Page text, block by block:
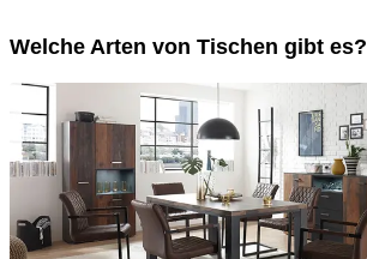
Welche Arten von Tischen gibt es?